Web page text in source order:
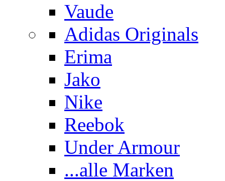
Vaude
Adidas Originals
Erima
Jako
Nike
Reebok
Under Armour
...alle Marken